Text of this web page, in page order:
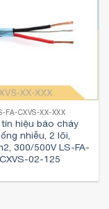
FA-CXVS-XX-XXX
hiệu báo cháy
nhiễu, 2 lõi,
300/500V LS-FA-
CXVS-02-125